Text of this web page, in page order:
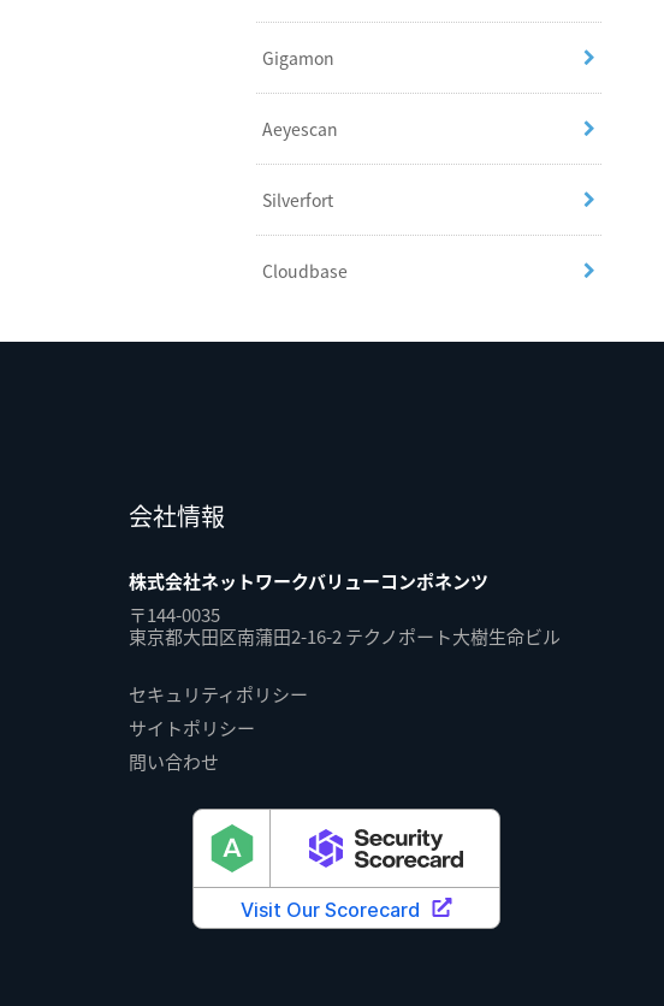
Gigamon
Aeyescan
Silverfort
Cloudbase
会社情報
株式会社ネットワークバリューコンポネンツ
〒144-0035
東京都大田区南蒲田2-16-2 テクノポート大樹生命ビル
セキュリティポリシー
サイトポリシー
問い合わせ